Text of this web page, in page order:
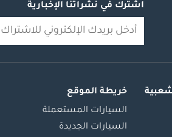
اشترك في نشراتنا الإخبارية
خريطة الموقع
السيارات المستعملة
السيارات الجديدة